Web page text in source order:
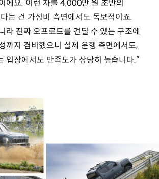
에요. 이런 차를 4,000만 원 초반의
는 건 가성비 측면에서도 독보적이죠.
라 진짜 오프로드를 견딜 수 있는 구조에
까지 겸비했으니 실제 운행 측면에서도,
입장에서도 만족도가 상당히 높습니다.”